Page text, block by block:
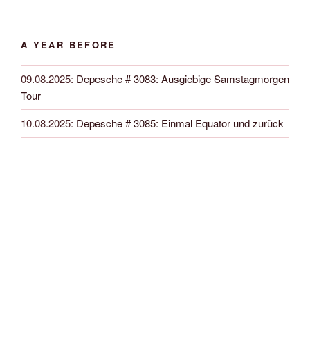
A YEAR BEFORE
09.08.2025: Depesche # 3083: Ausgiebige Samstagmorgen
Tour
10.08.2025: Depesche # 3085: Einmal Equator und zurück